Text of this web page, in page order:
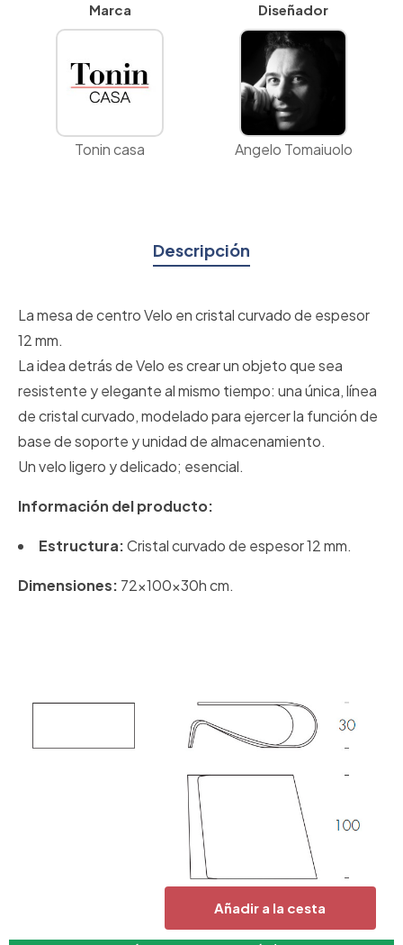
Añadir a la cesta
Marca
Tonin casa
Diseñador
Angelo Tomaiuolo
Descripción
La mesa de centro Velo en cristal curvado de espesor
12 mm.
La idea detrás de Velo es crear un objeto que sea
resistente y elegante al mismo tiempo: una única, línea
de cristal curvado, modelado para ejercer la función de
base de soporte y unidad de almacenamiento.
Un velo ligero y delicado; esencial.
Información del producto:
Estructura:Cristal curvado de espesor 12 mm.
Dimensiones: 72x100x30h cm.